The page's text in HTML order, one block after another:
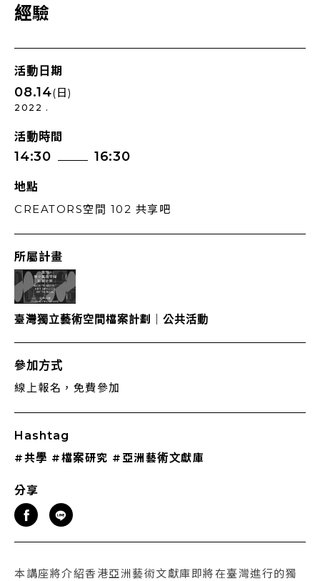
經驗
活動日期
08.14(日)
2022 .
活動時間
14:30 16:30
地點
CREATORS空間 102 共享吧
所屬計畫
臺灣獨立藝術空間檔案計劃｜公共活動
參加方式
線上報名，免費參加
Hashtag
#共學 #檔案研究 #亞洲藝術文獻庫
分享
本講座將介紹香港亞洲藝術文獻庫即將在臺灣進行的獨